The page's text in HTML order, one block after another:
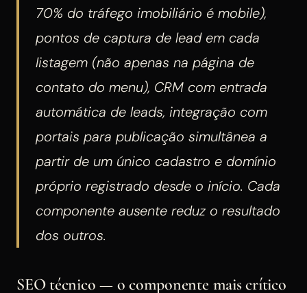
70% do tráfego imobiliário é mobile),
pontos de captura de lead em cada
listagem (não apenas na página de
contato do menu), CRM com entrada
automática de leads, integração com
portais para publicação simultânea a
partir de um único cadastro e domínio
próprio registrado desde o início. Cada
componente ausente reduz o resultado
dos outros.
SEO técnico — o componente mais crítico